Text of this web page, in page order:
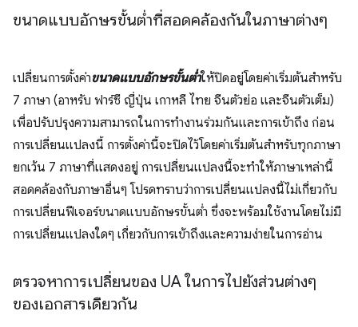
ขนาดแบบอักษรขั้นต่ำที่สอดคล้องกันในภาษาต่างๆ
เปลี่ยนการตั้งค่าขนาดแบบอักษรขั้นต่ำให้ปิดอยู่โดยค่าเริ่มต้นสำหรับ
7 ภาษา (อาหรับ ฟาร์ซี ญี่ปุ่น เกาหลี ไทย จีนตัวย่อ และจีนตัวเต็ม)
เพื่อปรับปรุงความสามารถในการทำงานร่วมกันและการเข้าถึง ก่อน
การเปลี่ยนแปลงนี้ การตั้งค่านี้จะปิดไว้โดยค่าเริ่มต้นสำหรับทุกภาษา
ยกเว้น 7 ภาษาที่แสดงอยู่ การเปลี่ยนแปลงนี้จะทำให้ภาษาเหล่านี้
สอดคล้องกับภาษาอื่นๆ โปรดทราบว่าการเปลี่ยนแปลงนี้ไม่เกี่ยวกับ
การเปลี่ยนฟีเจอร์ขนาดแบบอักษรขั้นต่ำ ซึ่งจะพร้อมใช้งานโดยไม่มี
การเปลี่ยนแปลงใดๆ เกี่ยวกับการเข้าถึงและความง่ายในการอ่าน
ตรวจหาการเปลี่ยนของ UA ในการไปยังส่วนต่างๆ
ของเอกสารเดียวกัน